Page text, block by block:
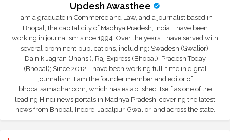
Updesh Awasthee
I am a graduate in Commerce and Law, and a journalist based in
Bhopal, the capital city of Madhya Pradesh, India. I have been
working in journalism since 1994. Over the years, I have served with
several prominent publications, including: Swadesh (Gwalior),
Dainik Jagran (Jhansi), Raj Express (Bhopal), Pradesh Today
(Bhopal); Since 2012, I have been working full-time in digital
journalism. I am the founder member and editor of
bhopalsamachar.com, which has established itself as one of the
leading Hindi news portals in Madhya Pradesh, covering the latest
news from Bhopal, Indore, Jabalpur, Gwalior, and across the state.